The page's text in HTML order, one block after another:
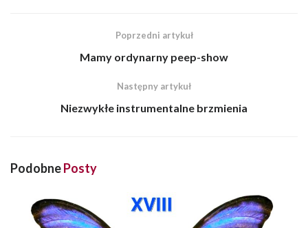
Poprzedni artykuł
Mamy ordynarny peep-show
Następny artykuł
Niezwykłe instrumentalne brzmienia
PodobnePosty